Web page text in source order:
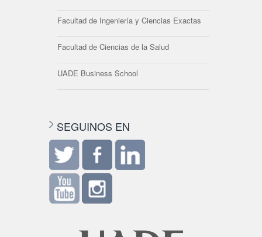
Facultad de Ingeniería y Ciencias Exactas
Facultad de Ciencias de la Salud
UADE Business School
SEGUINOS EN